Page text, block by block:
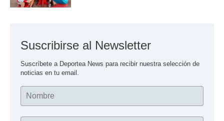
Suscribirse al Newsletter
Suscríbete a Deportea News para recibir nuestra selección de
noticias en tu email.
Nombre